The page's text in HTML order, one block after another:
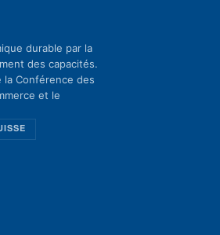
durable par la
des capacités.
la Conférence des
et le